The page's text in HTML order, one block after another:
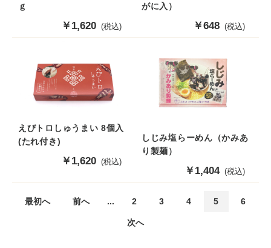
ｇ
販
売
格
￥1,620 (税込)
がに入）
販
売
格
￥648 (税込)
えびトロしゅうまい 8個入
(たれ付き)
販
価
￥1,620 (税込)
しじみ塩らーめん（かみあ
り製麺）
販
売
格
￥1,404 (税込)
最初へ 前へ ... 2 3 4 5 6
次へ